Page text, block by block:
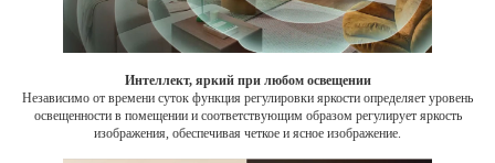
Интеллект, яркий при любом освещении
Независимо от времени суток функция регулировки яркости определяет уровень
освещенности в помещении и соответствующим образом регулирует яркость
изображения, обеспечивая четкое и ясное изображение.